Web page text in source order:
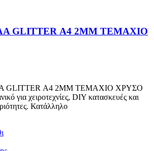
GLITTER Α4 2MM ΤΕΜΑΧΙΟ
GLITTER Α4 2MM ΤΕΜΑΧΙΟ ΧΡΥΣΟ
για χειροτεχνίες, DIY κατασκευές και
Κατάλληλο